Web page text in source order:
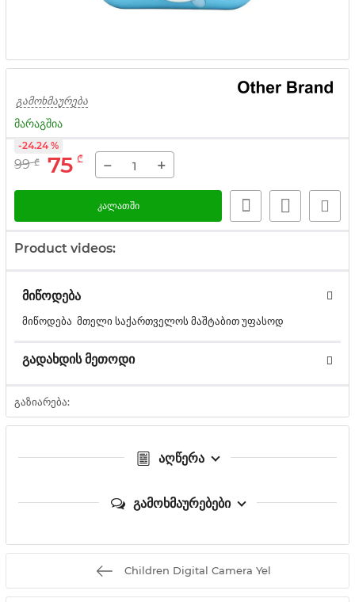
გამოხმაურება
მარაგშია
99 ₾ 75 ₾
-24.24 %
− +
კალათში
Product videos:
მიწოდება
მიწოდება მთელი საქართველოს მაშტაბით უფასოდ
გადახდის მეთოდი
გაზიარება:
აღწერა
გამოხმაურებები
Children Digital Camera Yel